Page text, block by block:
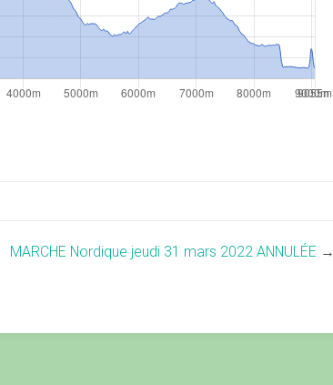
MARCHE Nordique jeudi 31 mars 2022 ANNULÉE →